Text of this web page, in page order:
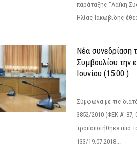
παράταξης "Λαϊκη
Ηλίας Ιακωβίδης
Νέα συνεδρίαση
Συμβουλίου την
Ιουνίου (15:00 )
Σύμφωνα με τις
3852/2010 (ΦΕΚ Α’ 87,
τροποποιήθηκε από
133/19.07.2018...